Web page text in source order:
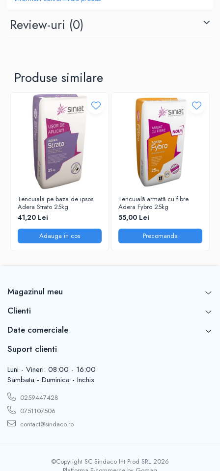
Review-uri (0)
Produse similare
Tencuiala pe baza de ipsos
Adera Strato 25kg
41,20 Lei
Adauga in cos
Tencuială armată cu fibre
Adera Fybro 25kg
55,00 Lei
Precomanda
Magazinul meu
Clienti
Date comerciale
Suport clienti
Luni - Vineri: 08:00 - 16:00
Sambata - Duminica - Inchis
0259447428
0751107506
contact@sindaco.ro
©Copyright SC Sindaco Int Prod SRL 2026